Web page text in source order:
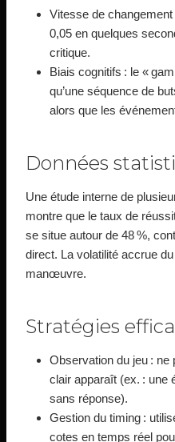
Vitesse de
0,05 en quelques
critique.
Biais cognitifs : le «
qu’une séquence de
alors que les
Données
Une étude interne de
montre que le taux de
se situe autour de 48 %,
direct. La volatilité accrue
manœuvre.
Stratégies
Observation du jeu : ne
clair apparaît (ex. : une
sans réponse).
Gestion du timing :
cotes en temps réel